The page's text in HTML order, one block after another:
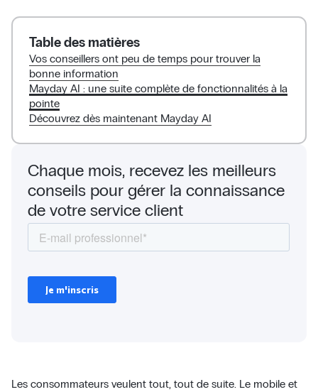
Les consommateurs veulent tout, tout de suite. Le mobile et
Table des matières
Vos conseillers ont peu de temps pour trouver la
bonne information
Mayday AI : une suite complète de fonctionnalités à la
pointe
Découvrez dès maintenant Mayday AI
Chaque mois, recevez les meilleurs
conseils pour gérer la connaissance
de votre service client